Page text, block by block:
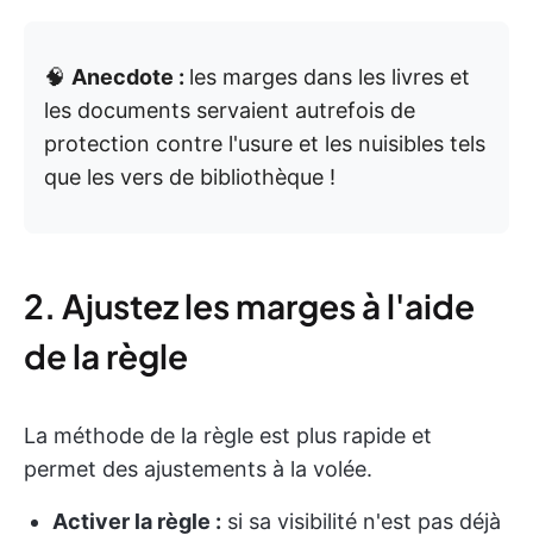
🧠 Anecdote : les marges dans les livres et
les documents servaient autrefois de
protection contre l'usure et les nuisibles tels
que les vers de bibliothèque !
2. Ajustez les marges à l'aide
de la règle
La méthode de la règle est plus rapide et
permet des ajustements à la volée.
Activer la règle : si sa visibilité n'est pas déjà